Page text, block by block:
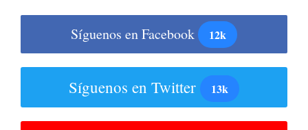
Síguenos en Facebook 12k
Síguenos en Twitter 13k